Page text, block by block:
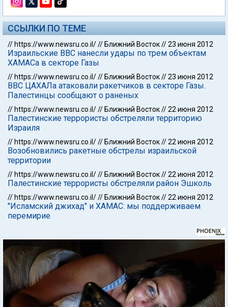
ССЫЛКИ ПО ТЕМЕ
// https://www.newsru.co.il/// Ближний Восток//23 июня 2012
Израильские ВВС нанесли удары по трем объектам
ХАМАСа в секторе Газы
// https://www.newsru.co.il/// Ближний Восток//23 июня 2012
ВВС ЦАХАЛа атаковали ракетчиков в секторе Газы.
Палестинцы сообщают о раненых
// https://www.newsru.co.il/// Ближний Восток//22 июня 2012
Палестинские террористы обстреляли территорию
Израиля
// https://www.newsru.co.il/// Ближний Восток//22 июня 2012
Возобновились ракетные обстрелы израильской
территории
// https://www.newsru.co.il/// Ближний Восток//22 июня 2012
Палестинские террористы обстреляли район Эшколь
// https://www.newsru.co.il/// Ближний Восток//22 июня 2012
"Исламский джихад" и ХАМАС: мы поддерживаем
перемирие